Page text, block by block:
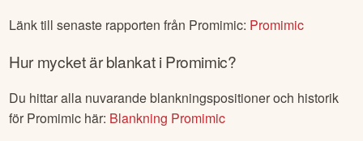
Länk till senaste rapporten från Promimic: Promimic
Hur mycket är blankat iPromimic?
Du hittar alla nuvarande blankningspositioner och historik
för Promimic här: Blankning Promimic